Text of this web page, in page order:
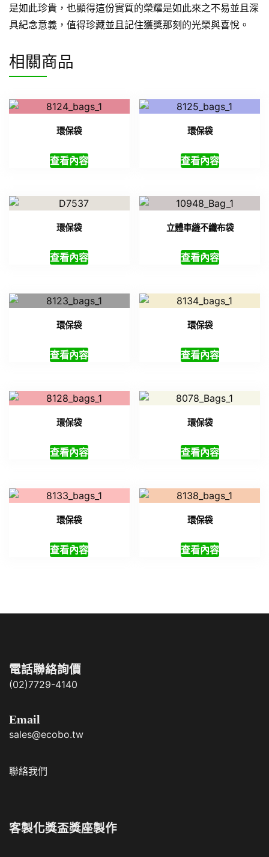
是如此珍貴，也顯得這份實質的榮耀是如此來之不易並且深
具紀念意義，值得珍藏並且記住獲獎那刻的光榮與喜悅。
相關商品
環保袋
查看內容
環保袋
查看內容
環保袋
查看內容
立體車縫不纖布袋
查看內容
環保袋
查看內容
環保袋
查看內容
環保袋
查看內容
環保袋
查看內容
環保袋
查看內容
環保袋
查看內容
電話聯絡詢價
(02)7729-4140
Email
sales@ecobo.tw
聯絡我們
客製化獎盃獎座製作